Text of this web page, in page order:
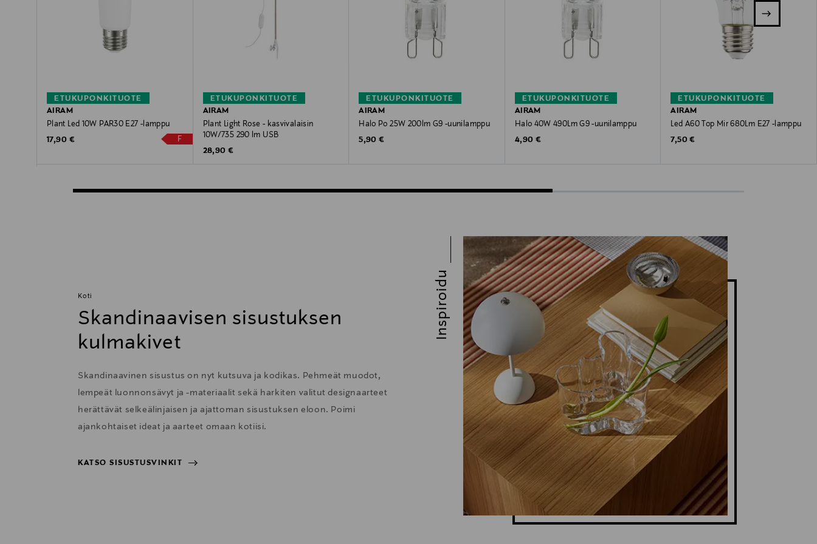
ETUKUPONKITUOTE
AIRAM
Plant Led 10W PAR30 E27 -lamppu
Original Price
17,90 € F
ETUKUPONKITUOTE
AIRAM
Plant Light Rose - kasvivalaisin
10W/735 290 lm USB
Original Price
28,90 €
ETUKUPONKITUOTE
AIRAM
Halo Po 25W 200lm G9 -uunilamppu
Original Price
5,90 €
ETUKUPONKITUOTE
AIRAM
Halo 40W 490Lm G9 -uunilamppu
Original Price
4,90 €
ETUKUPONKITUOTE
AIRAM
Led A60 Top Mir 680Lm E27 -lamppu
Original Price
7,50 €
Koti
Skandinaavisen sisustuksen
kulmakivet
Skandinaavinen sisustus on nyt kutsuva ja kodikas. Pehmeät muodot,
lempeät luonnonsävyt ja -materiaalit sekä harkiten valitut designaarteet
herättävät selkeälinjaisen ja ajattoman sisustuksen eloon. Poimi
ajankohtaiset ideat ja aarteet omaan kotiisi.
KATSO SISUSTUSVINKIT
Inspiroidu